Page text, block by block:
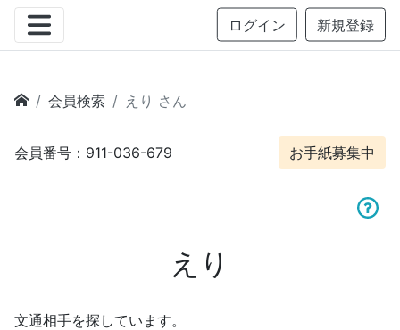
ログイン 新規登録
会員検索 えり さん
会員番号：911-036-679 お手紙募集中
えり
文通相手を探しています。